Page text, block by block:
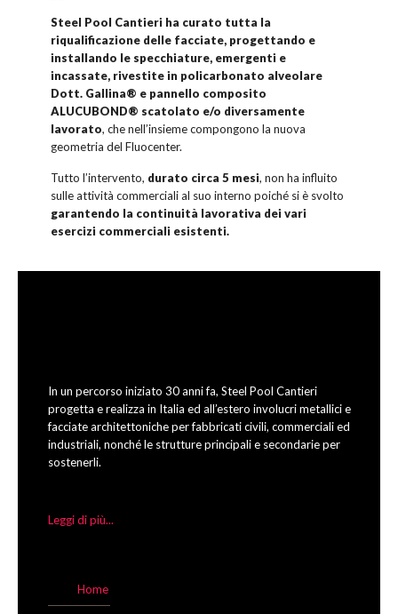
Steel Pool Cantieri ha curato tutta la
riqualificazione delle facciate, progettando e
installando le specchiature, emergenti e
incassate, rivestite in policarbonato alveolare
Dott. Gallina® e pannello composito
ALUCUBOND® scatolato e/o diversamente
lavorato, che nell’insieme compongono la nuova
geometria del Fluocenter.
Tutto l’intervento, durato circa 5 mesi, non ha influito
sulle attività commerciali al suo interno poiché si è svolto
garantendo la continuità lavorativa dei vari
esercizi commerciali esistenti.
In un percorso iniziato 30 anni fa, Steel Pool Cantieri
progetta e realizza in Italia ed all’estero involucri metallici e
facciate architettoniche per fabbricati civili, commerciali ed
industriali, nonché le strutture principali e secondarie per
sostenerli.
Leggi di più...
Home